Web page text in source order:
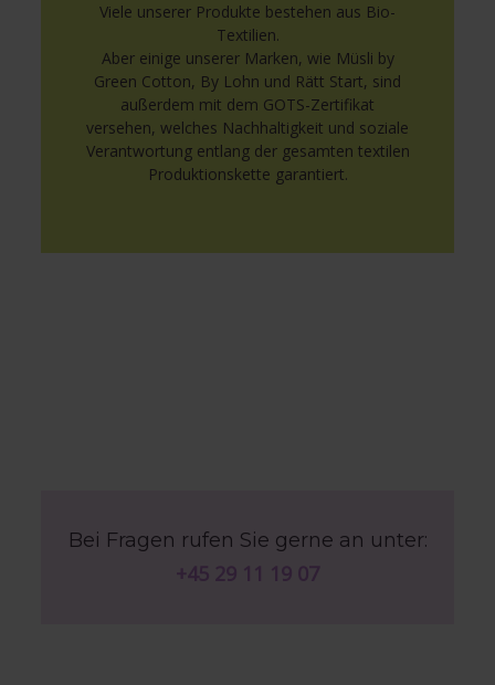
Viele unserer Produkte bestehen aus Bio-
Textilien.
Aber einige unserer Marken, wie Müsli by
Green Cotton, By Lohn und Rätt Start, sind
außerdem mit dem GOTS-Zertifikat
versehen, welches Nachhaltigkeit und soziale
Verantwortung entlang der gesamten textilen
Produktionskette garantiert.
Bei Fragen rufen Sie gerne an unter:
+45 29 11 19 07